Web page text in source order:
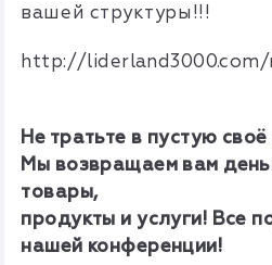
вашей структуры!!!
http://liderland3000.com/
Не тратьте в пустую
Мы возвращаем вам
товары,
продукты и услуги! Все
нашей конференции!